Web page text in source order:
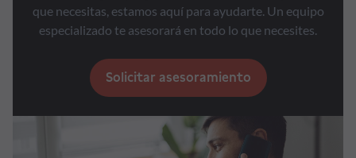
que necesitas, estamos aquí para ayudarte. Un equipo
especializado te asesorará en todo lo que necesites.
Solicitar asesoramiento